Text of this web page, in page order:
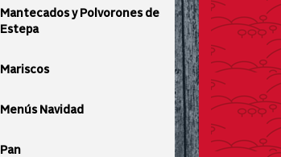
Mantecados y Polvorones de
Estepa
Mariscos
Menús Navidad
Pan